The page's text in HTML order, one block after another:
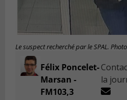
Le suspect recherché par le SPAL.
Félix Poncelet-
Marsan -
FM103,3
la